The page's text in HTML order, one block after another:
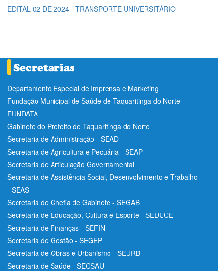
EDITAL 02 DE 2024 - TRANSPORTE UNIVERSITÁRIO
Departamento Especial de Imprensa e Marketing
Fundação Municipal de Saúde de Taquaritinga do Norte -
FUNDATA
Gabinete do Prefeito de Taquaritinga do Norte
Secretaria de Administração - SEAD
Secretaria de Agricultura e Pecuária - SEAP
Secretaria de Articulação Governamental
Secretaria de Assistência Social, Desenvolvimento e Trabalho
- SEAS
Secretaria de Chefia de Gabinete - SEGAB
Secretaria de Educação, Cultura e Esporte - SEDUCE
Secretaria de Finanças - SEFIN
Secretaria de Gestão - SEGEP
Secretaria de Obras e Urbanismo - SEURB
Secretaria de Saúde - SECSAU